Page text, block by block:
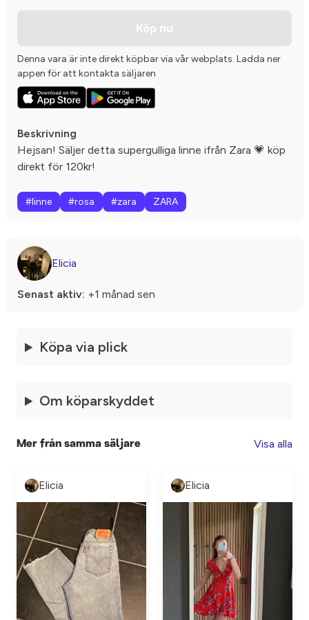
Köp nu
Denna vara är inte direkt köpbar via vår webplats. Ladda ner
appen för att kontakta säljaren
Beskrivning
Hejsan! Säljer detta supergulliga linne ifrån Zara 💗 köp
direkt för 120kr!
#linne #rosa #zara ZARA
Elicia
Senast aktiv: +1 månad sen
Köpa via plick
Om köparskyddet
Mer från samma säljare Visa alla
Elicia Elicia